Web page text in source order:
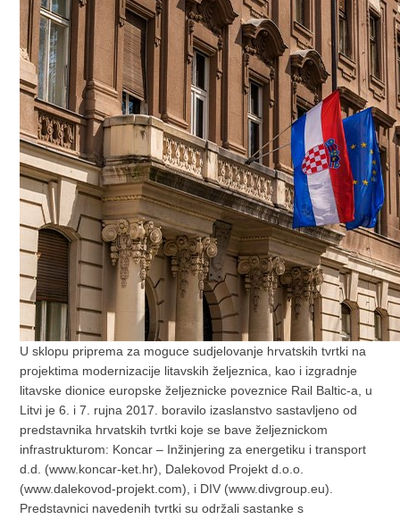
U sklopu priprema za moguce sudjelovanje hrvatskih tvrtki na
projektima modernizacije litavskih željeznica, kao i izgradnje
litavske dionice europske željeznicke poveznice Rail Baltic-a, u
Litvi je 6. i 7. rujna 2017. boravilo izaslanstvo sastavljeno od
predstavnika hrvatskih tvrtki koje se bave željeznickom
infrastrukturom: Koncar – Inžinjering za energetiku i transport
d.d. (www.koncar-ket.hr), Dalekovod Projekt d.o.o.
(www.dalekovod-projekt.com), i DIV (www.divgroup.eu).
Predstavnici navedenih tvrtki su održali sastanke s